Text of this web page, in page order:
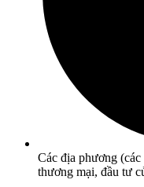
Các địa phương
thương mại, đầu tư